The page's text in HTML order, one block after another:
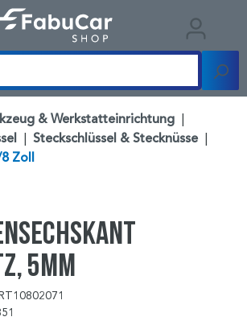
& Werkstatteinrichtung |
| Steckschlüssel & Stecknüsse |
Zoll
5mm